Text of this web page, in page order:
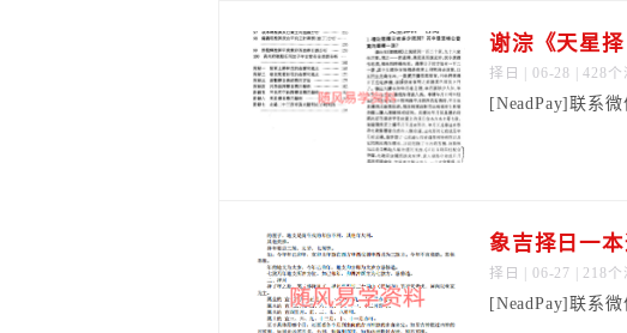
谢淙《天星
择日 | 06-28 | 428个
[NeadPay]联系
象吉择日一
择日 | 06-27 | 218个
[NeadPay]联系